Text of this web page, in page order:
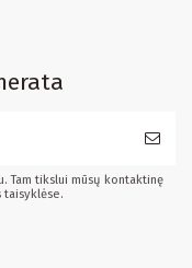
Tam tikslui mūsų kontaktinę